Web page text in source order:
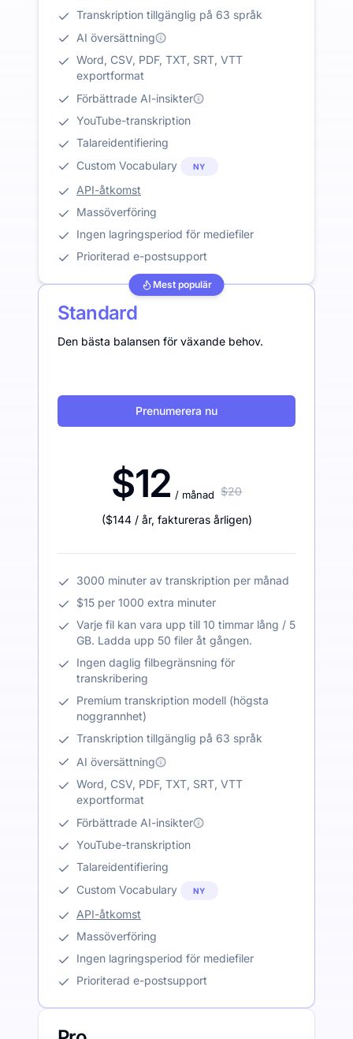
Transkription tillgänglig på 63 språk
AI översättning
Word, CSV, PDF, TXT, SRT, VTT
exportformat
Förbättrade AI-insikter
YouTube-transkription
Talareidentifiering
Custom Vocabulary
NY
API-åtkomst
Massöverföring
Ingen lagringsperiod för mediefiler
Prioriterad e-postsupport
Mest populär
Standard
Den bästa balansen för växande behov.
Prenumerera nu
$12 / månad $20
($144 / år, faktureras årligen)
3000 minuter av transkription per månad
$15 per 1000 extra minuter
Varje fil kan vara upp till 10 timmar lång / 5
GB. Ladda upp 50 filer åt gången.
Ingen daglig filbegränsning för
transkribering
Premium transkription modell (högsta
noggrannhet)
Transkription tillgänglig på 63 språk
AI översättning
Word, CSV, PDF, TXT, SRT, VTT
exportformat
Förbättrade AI-insikter
YouTube-transkription
Talareidentifiering
Custom Vocabulary
NY
API-åtkomst
Massöverföring
Ingen lagringsperiod för mediefiler
Prioriterad e-postsupport